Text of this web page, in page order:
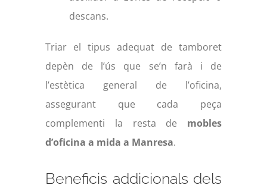
descans.
Triar el tipus adequat de tamboret
depèn de l’ús que se’n farà i de
l’estètica general de l’oficina,
assegurant que cada peça
complementi la resta de mobles
d’oficina a mida a Manresa.
Beneficis addicionals dels